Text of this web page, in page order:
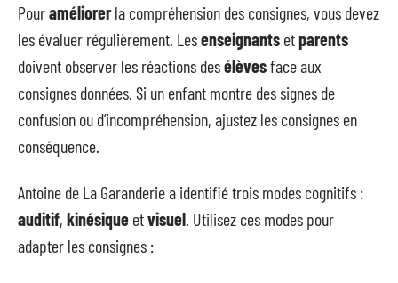
Pouraméliorerla compréhension des consignes, vous devez
les évaluer régulièrement. Lesenseignants etparents
doivent observer les réactions desélèvesface aux
consignes données. Si un enfant montre des signes de
confusion ou d’incompréhension, ajustez les consignes en
conséquence.
Antoine de La Garanderie a identifié trois modes cognitifs :
auditif, kinésique etvisuel. Utilisez ces modes pour
adapter les consignes :